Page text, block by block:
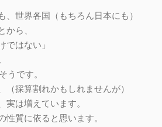
世界各国（もちろん日本にも）
ら、
ではない」
うです。
採算割れかもしれませんが）
は増えています。
質に依ると思います。